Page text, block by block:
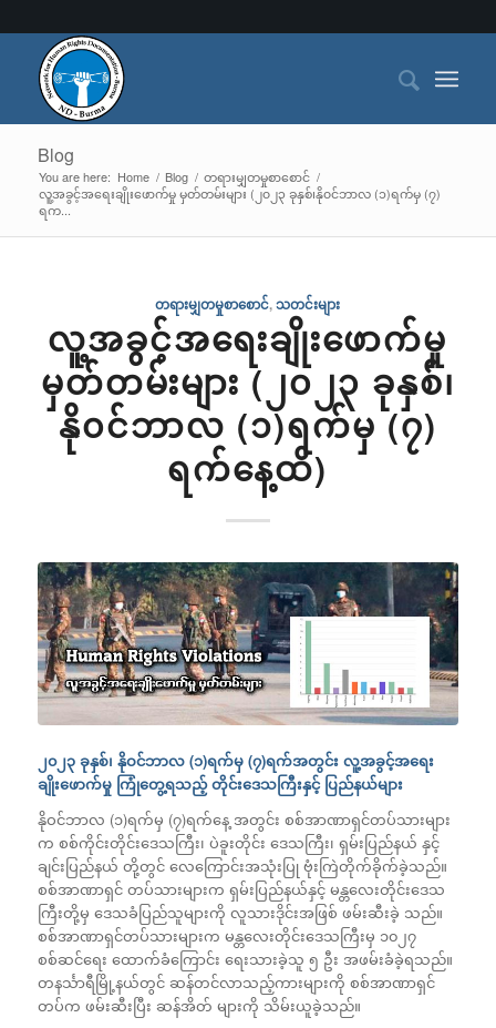
Blog
You are here: Home / Blog / တရားမျှတမှုစာစောင် /
လူ့အခွင့်အရေးချိုးဖောက်မှု မှတ်တမ်းများ (၂၀၂၃ ခုနှစ်၊နို၀င်ဘာလ (၁)ရက်မှ (၇)
ရက...
တရားမျှတမှုစာစောင်,သတင်းများ
လူ့အခွင့်အရေးချိုးဖောက်မှု
မှတ်တမ်းများ (၂၀၂၃ ခုနှစ်၊
နို၀င်ဘာလ (၁)ရက်မှ (၇)
ရက်နေ့ထိ)
၂၀၂၃ ခုနှစ်၊ နိုဝင်ဘာလ (၁)ရက်မှ (၇)ရက်အတွင်း လူ့အခွင့်အရေး
ချိုးဖောက်မှု ကြုံတွေ့ရသည့် တိုင်းဒေသကြီးနှင့် ပြည်နယ်များ
နိုဝင်ဘာလ (၁)ရက်မှ (၇)ရက်နေ့ အတွင်း စစ်အာဏာရှင်တပ်သားများ
က စစ်ကိုင်းတိုင်းဒေသကြီး၊ ပဲခူးတိုင်း ဒေသကြီး၊ ရှမ်းပြည်နယ် နှင့်
ချင်းပြည်နယ် တို့တွင် လေကြောင်းအသုံးပြု ဗုံးကြဲတိုက်ခိုက်ခဲ့သည်။
စစ်အာဏာရှင် တပ်သားများက ရှမ်းပြည်နယ်နှင့် မန္တလေးတိုင်းဒေသ
ကြီးတို့မှ ဒေသခံပြည်သူများကို လူသားဒိုင်းအဖြစ် ဖမ်းဆီးခဲ့ သည်။
စစ်အာဏာရှင်တပ်သားများက မန္တလေးတိုင်းဒေသကြီးမှ ၁၀၂၇
စစ်ဆင်ရေး ထောက်ခံကြောင်း ရေးသားခဲ့သူ ၅ ဦး အဖမ်းခံခဲ့ရသည်။
တနင်္သာရီမြို့နယ်တွင် ဆန်တင်လာသည့်ကားများကို စစ်အာဏာရှင်
တပ်က ဖမ်းဆီးပြီး ဆန်အိတ် များကို သိမ်းယူခဲ့သည်။